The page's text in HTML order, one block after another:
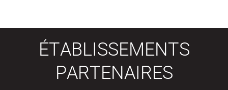
ÉTABLISSEMENTS
PARTENAIRES